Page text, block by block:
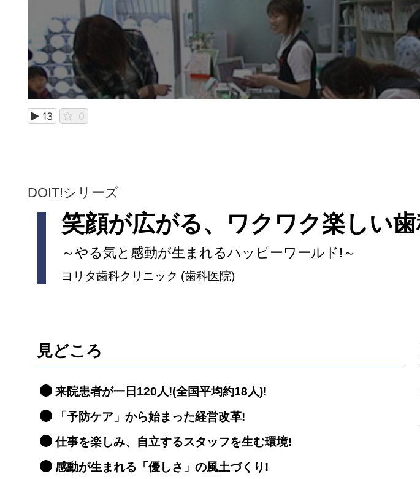
13 0
DOIT!シリーズ
笑顔が広がる、ワクワク楽しい
～やる気と感動が生まれるハッピーワールド!～
ヨリタ歯科クリニック (歯科医院)
見どころ
来院患者が一日120人!(全国平均約18人)!
「予防ケア」から始まった経営改革!
仕事を楽しみ、自立するスタッフを生む環境!
感動が生まれる「優しさ」の風土づくり!